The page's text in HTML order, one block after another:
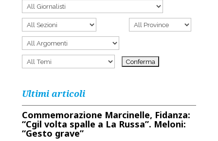
Ultimi articoli
Commemorazione Marcinelle, Fidanza:
“Cgil volta spalle a La Russa”. Meloni:
“Gesto grave”